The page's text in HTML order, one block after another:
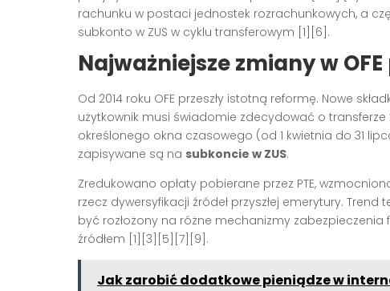
rachunku w postaci jednostek rozrachunkowych, a
subkonto w ZUS w cyklu transferowym [1][6] .
Najważniejsze zmiany w OFE
Od 2014 roku OFE przeszły istotną reformę. Nowe
użytkownik musi świadomie zdecydować o
określonego okna czasowego (od 1 kwietnia do 31
zapisywane są na subkoncie w ZUS.
Zredukowano opłaty pobierane przez PTE,
rzecz dywersyfikacji źródeł przyszłej emerytury.
być rozłożony na różne mechanizmy
źródłem [1][3][5][7][9] .
Jak zarobić dodatkowe pieniądze w